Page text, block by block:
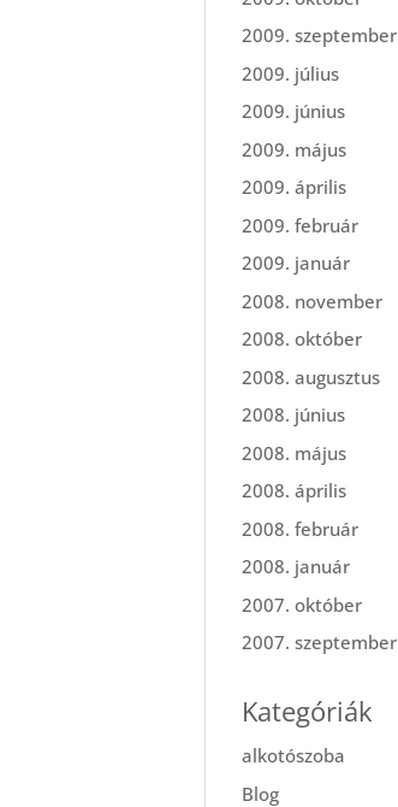
2009. szeptember
2009. július
2009. június
2009. május
2009. április
2009. február
2009. január
2008. november
2008. október
2008. augusztus
2008. június
2008. május
2008. április
2008. február
2008. január
2007. október
2007. szeptember
Kategóriák
alkotószoba
Blog